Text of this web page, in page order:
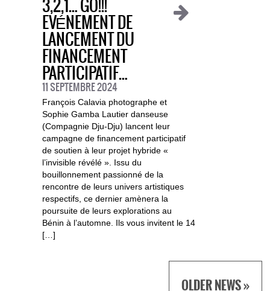
3,2,1… GO!!!
EVÉNEMENT DE
LANCEMENT DU
FINANCEMENT
PARTICIPATIF…
11 SEPTEMBRE 2024
François Calavia photographe et
Sophie Gamba Lautier danseuse
(Compagnie Dju-Dju) lancent leur
campagne de financement participatif
de soutien à leur projet hybride «
l’invisible révélé ». Issu du
bouillonnement passionné de la
rencontre de leurs univers artistiques
respectifs, ce dernier amènera la
poursuite de leurs explorations au
Bénin à l’automne. Ils vous invitent le 14
[…]
OLDER NEWS »